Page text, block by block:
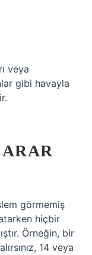
veya
gibi havayla
görmemiş
hiçbir
Örneğin, bir
14 veya